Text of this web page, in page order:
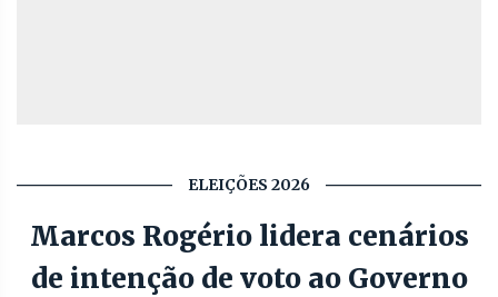
ELEIÇÕES 2026
Marcos Rogério lidera cenários
de intenção de voto ao Governo